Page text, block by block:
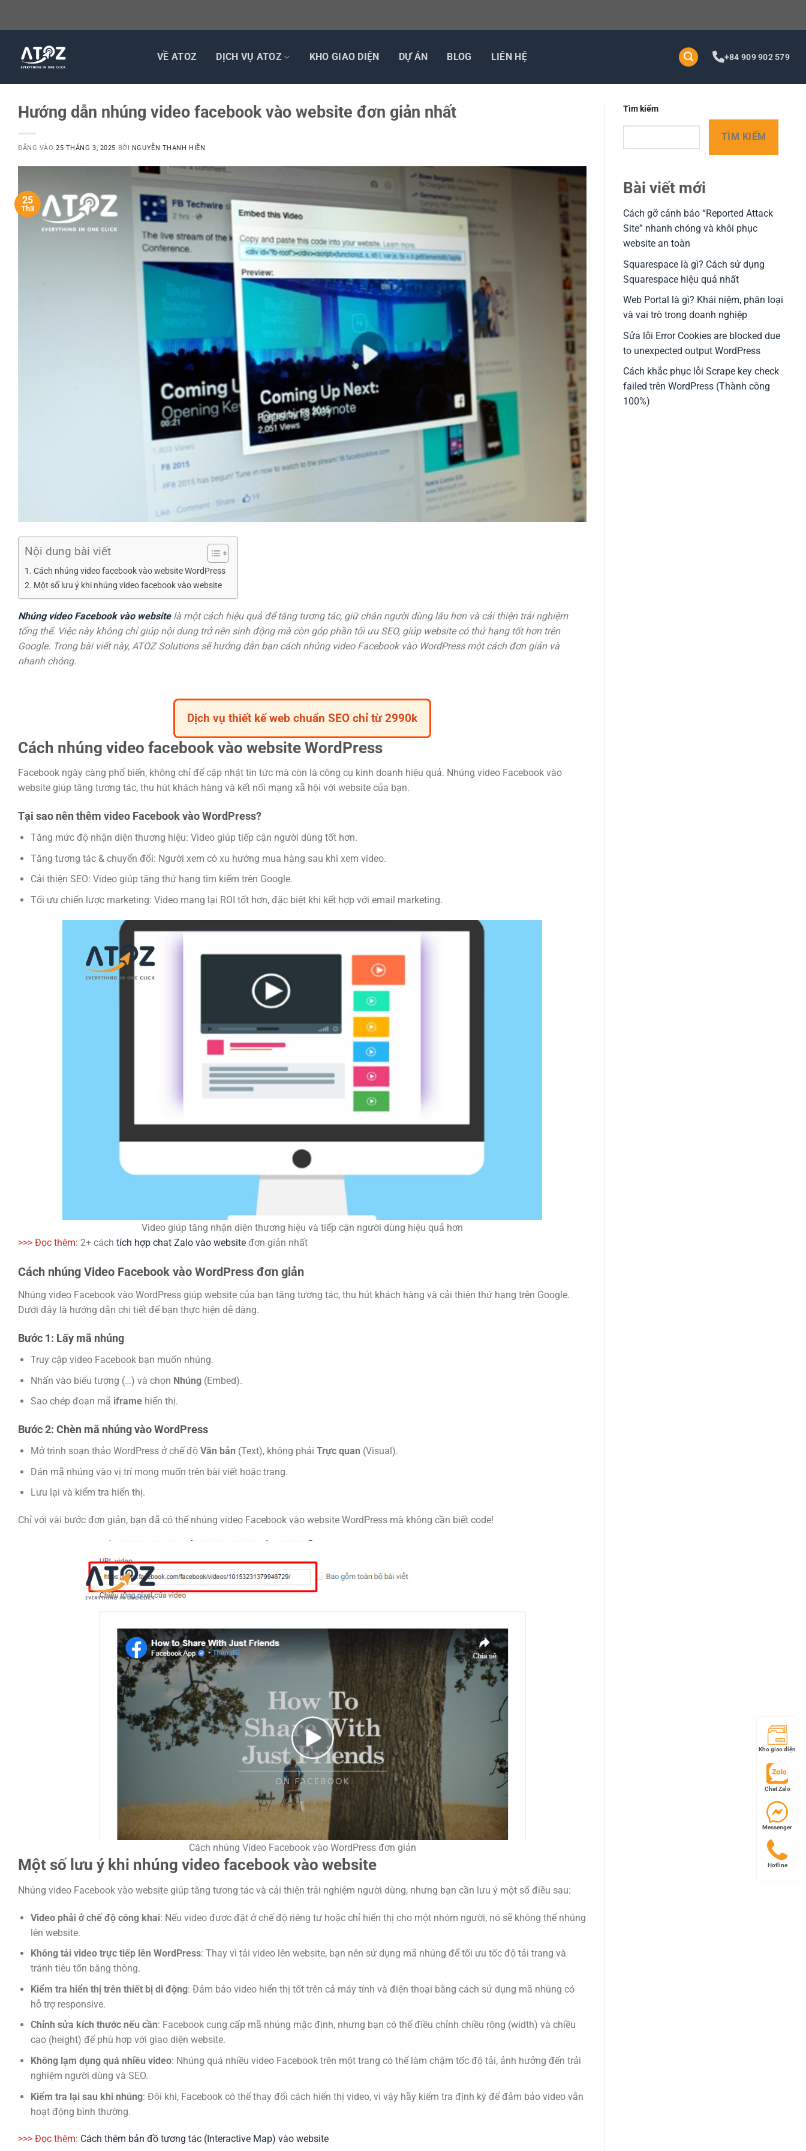
Kho giao diện
Chat Zalo
Messenger
Hotline
dung
VỀ ATOZ DỊCH VỤ ATOZ KHO GIAO DIỆN DỰ ÁN BLOG LIÊN HỆ +84 909 902 579
Hướng dẫn nhúng video facebook vào website​​ đơn giản nhất
ĐĂNG VÀO25 THÁNG 3, 2025 BỞI NGUYỄN THANH HIỀN
25
Th3
Nội dung bài viết
Cách nhúng video facebook vào website WordPress
Một số lưu ý khi nhúng video facebook vào website
Nhúng video Facebook vào websitelà một cách hiệu quả để tăng tương tác, giữ chân người dùng lâu hơn và cải thiện trải nghiệm
tổng thể. Việc này không chỉ giúp nội dung trở nên sinh động mà còn góp phần tối ưu SEO, giúp website có thứ hạng tốt hơn trên
Google. Trong bài viết này, ATOZ Solutions sẽ hướng dẫn bạn cách nhúng video Facebook vào WordPress một cách đơn giản và
nhanh chóng.
Dịch vụ thiết kế web chuẩn SEO chỉ từ 2990k
Cách nhúng video facebook vào website WordPress
Facebook ngày càng phổ biến, không chỉ để cập nhật tin tức mà còn là công cụ kinh doanh hiệu quả. Nhúng video Facebook vào
website giúp tăng tương tác, thu hút khách hàng và kết nối mạng xã hội với website của bạn.
Tại sao nên thêm video Facebook vào WordPress?
Tăng mức độ nhận diện thương hiệu: Video giúp tiếp cận người dùng tốt hơn.
Tăng tương tác & chuyển đổi: Người xem có xu hướng mua hàng sau khi xem video.
Cải thiện SEO: Video giúp tăng thứ hạng tìm kiếm trên Google.
Tối ưu chiến lược marketing: Video mang lại ROI tốt hơn, đặc biệt khi kết hợp với email marketing.
Video giúp tăng nhận diện thương hiệu và tiếp cận người dùng hiệu quả hơn
>>> Đọc thêm: 2+ cách tích hợp chat Zalo vào website đơn giản nhất
Cách nhúng Video Facebook vào WordPress đơn giản
Nhúng video Facebook vào WordPress giúp website của bạn tăng tương tác, thu hút khách hàng và cải thiện thứ hạng trên Google.
Dưới đây là hướng dẫn chi tiết để bạn thực hiện dễ dàng.
Bước 1: Lấy mã nhúng
Truy cập video Facebook bạn muốn nhúng.
Nhấn vào biểu tượng (…) và chọn Nhúng(Embed).
Sao chép đoạn mã iframehiển thị.
Bước 2: Chèn mã nhúng vào WordPress
Mở trình soạn thảo WordPress ở chế độ Văn bản (Text), không phải Trực quan (Visual).
Dán mã nhúng vào vị trí mong muốn trên bài viết hoặc trang.
Lưu lại và kiểm tra hiển thị.
Chỉ với vài bước đơn giản, bạn đã có thể nhúng video Facebook vào website WordPress mà không cần biết code!
Cách nhúng Video Facebook vào WordPress đơn giản
Một số lưu ý khi nhúng video facebook vào website
Nhúng video Facebook vào website giúp tăng tương tác và cải thiện trải nghiệm người dùng, nhưng bạn cần lưu ý một số điều sau:
Video phải ở chế độ công khai: Nếu video được đặt ở chế độ riêng tư hoặc chỉ hiển thị cho một nhóm người, nó sẽ không thể nhúng
lên website.
Không tải video trực tiếp lên WordPress: Thay vì tải video lên website, bạn nên sử dụng mã nhúng để tối ưu tốc độ tải trang và
tránh tiêu tốn băng thông.
Kiểm tra hiển thị trên thiết bị di động: Đảm bảo video hiển thị tốt trên cả máy tính và điện thoại bằng cách sử dụng mã nhúng có
hỗ trợ responsive.
Chỉnh sửa kích thước nếu cần: Facebook cung cấp mã nhúng mặc định, nhưng bạn có thể điều chỉnh chiều rộng (width) và chiều
cao (height) để phù hợp với giao diện website.
Không lạm dụng quá nhiều video: Nhúng quá nhiều video Facebook trên một trang có thể làm chậm tốc độ tải, ảnh hưởng đến trải
nghiệm người dùng và SEO.
Kiểm tra lại sau khi nhúng: Đôi khi, Facebook có thể thay đổi cách hiển thị video, vì vậy hãy kiểm tra định kỳ để đảm bảo video vẫn
hoạt động bình thường.
>>> Đọc thêm: Cách thêm bản đồ tương tác (Interactive Map) vào website
Tìm kiếm
TÌM KIẾM
Bài viết mới
Cách gỡ cảnh báo “Reported Attack
Site” nhanh chóng và khôi phục
website an toàn
Squarespace là gì? Cách sử dụng
Squarespace hiệu quả nhất
Web Portal là gì? Khái niệm, phân loại
và vai trò trong doanh nghiệp
Sửa lỗi Error Cookies are blocked due
to unexpected output WordPress
Cách khắc phục lỗi Scrape key check
failed trên WordPress (Thành công
100%)